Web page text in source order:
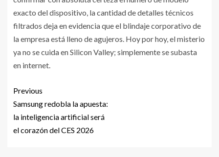
exacto del dispositivo, la cantidad de detalles técnicos
filtrados deja en evidencia que el blindaje corporativo de
la empresa está lleno de agujeros. Hoy por hoy, el misterio
ya no se cuida en Silicon Valley; simplemente se subasta
en internet.
Previous
Samsung redobla la apuesta:
la inteligencia artificial será
el corazón del CES 2026